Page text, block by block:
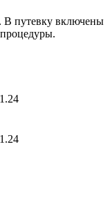
В путевку включены